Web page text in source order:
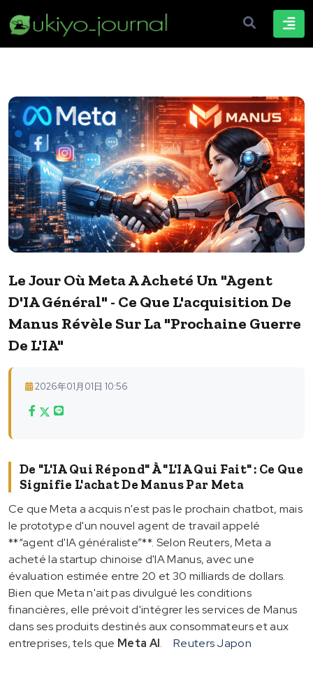
Le Jour Où Meta A Acheté Un "agent
D'IA Général" - Ce Que L'acquisition De
Manus Révèle Sur La "prochaine Guerre
De L'IA"
2026年01月01日 10:56
De "L'IA Qui Répond" À "L'IA Qui Fait" : Ce Que
Signifie L'achat De Manus Par Meta
Ce que Meta a acquis n'est pas le prochain chatbot, mais
le prototype d'un nouvel agent de travail appelé
**“agent d'IA généraliste”**. Selon Reuters, Meta a
acheté la startup chinoise d'IA Manus, avec une
évaluation estimée entre 20 et 30 milliards de dollars.
Bien que Meta n'ait pas divulgué les conditions
financières, elle prévoit d'intégrer les services de Manus
dans ses produits destinés aux consommateurs et aux
entreprises, tels que Meta AI. Reuters Japon